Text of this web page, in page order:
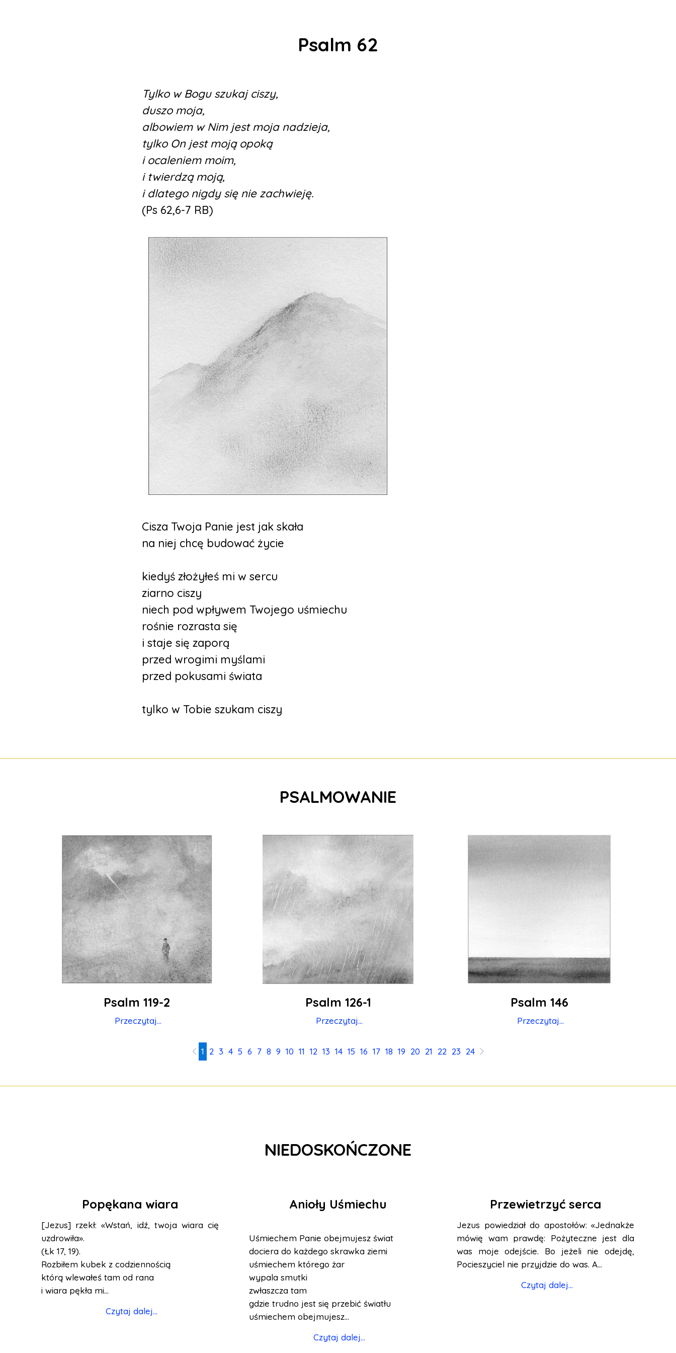
Psalm 62
Tylko w Bogu szukaj ciszy,
duszo moja,
albowiem w Nim jest moja nadzieja,
tylko On jest moją opoką
i ocaleniem moim,
i twierdzą moją,
i dlatego nigdy się nie zachwieję.
(Ps 62,6-7 RB)
Cisza Twoja Panie jest jak skała
na niej chcę budować życie
kiedyś złożyłeś mi w sercu
ziarno ciszy
niech pod wpływem Twojego uśmiechu
rośnie rozrasta się
i staje się zaporą
przed wrogimi myślami
przed pokusami świata
tylko w Tobie szukam ciszy
PSALMOWANIE
Psalm 119-2
Przeczytaj...
Psalm 126-1
Przeczytaj...
Psalm 146
Przeczytaj...
1 2 3 4 5 6 7 8 9 10 11 12 13 14 15 16 17 18 19 20 21 22 23 24
NIEDOSKOŃCZONE
Popękana wiara
[Jezus] rzekł: «Wstań, idź, twoja wiara cię
uzdrowiła».
(Łk 17, 19).
Rozbiłem kubek z codziennością
którą wlewałeś tam od rana
i wiara pękła mi...
Czytaj dalej...
Anioły Uśmiechu
Uśmiechem Panie obejmujesz świat
dociera do każdego skrawka ziemi
uśmiechem którego żar
wypala smutki
zwłaszcza tam
gdzie trudno jest się przebić światłu
uśmiechem obejmujesz...
Czytaj dalej...
Przewietrzyć serca
Jezus powiedział do apostołów: «Jednakże
mówię wam prawdę: Pożyteczne jest dla
was moje odejście. Bo jeżeli nie odejdę,
Pocieszyciel nie przyjdzie do was. A...
Czytaj dalej...